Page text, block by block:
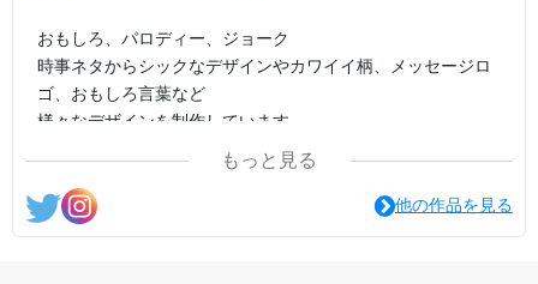
おもしろ、パロディー、ジョーク
時事ネタからシックなデザインやカワイイ柄、メッセージロ
ゴ、おもしろ言葉など
様々なデザインを制作しています。
もっと見る
他の作品を見る